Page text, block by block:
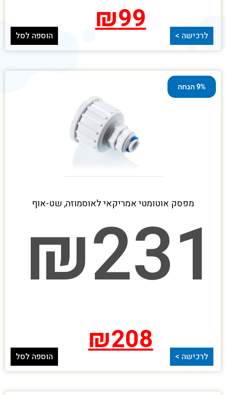
₪99 הוספה לסל לרכישה >
9% הנחה
מפסק אוטומטי אמריקאי לאוסמוזה, שט-אוף
₪231
₪208 הוספה לסל לרכישה >